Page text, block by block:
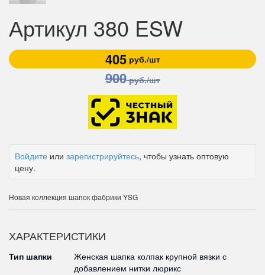
Артикул 380 ESW
405руб./шт
900руб./шт
Войдите или зарегистрируйтесь, чтобы узнать оптовую
цену.
Новая коллекция шапок фабрики YSG
ХАРАКТЕРИСТИКИ
Тип шапки
Женская шапка колпак крупной вязки с
добавлением нитки люрикс